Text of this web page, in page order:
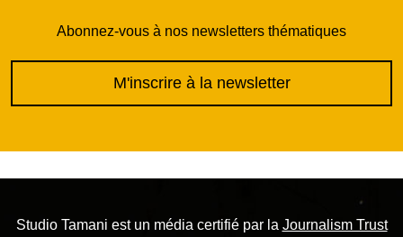
Abonnez-vous à nos newsletters thématiques
M'inscrire à la newsletter
Studio Tamani est un média certifié par la Journalism Trust